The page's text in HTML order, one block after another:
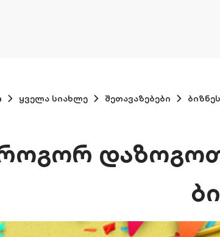
ყველა სიახლე შეთავაზებები
დაზოგოთ